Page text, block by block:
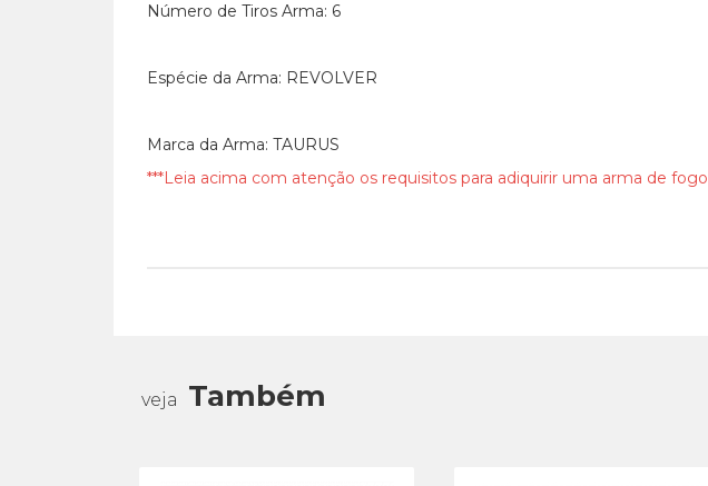
Número de Tiros Arma: 6
Espécie da Arma: REVOLVER
Marca da Arma: TAURUS
***Leia acima com atenção os requisitos para adiquirir uma arma de fogo
veja Também